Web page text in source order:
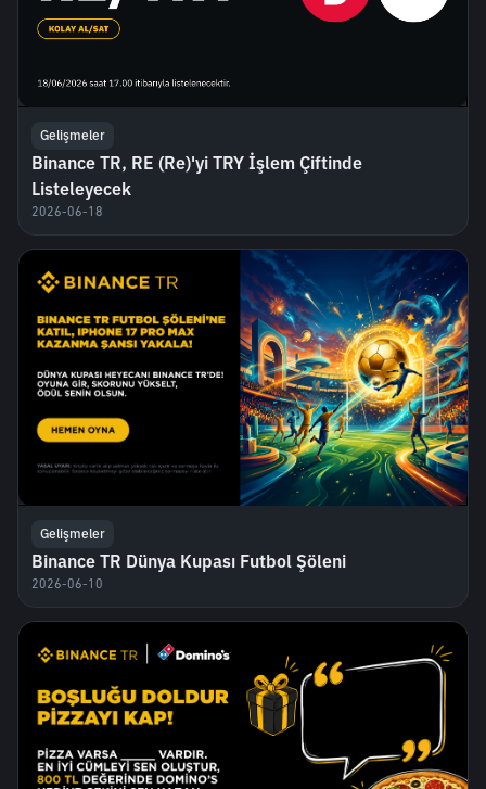
Gelişmeler
Binance TR, RE (Re)'yi TRY İşlem Çiftinde
Listeleyecek
2026-06-18
Gelişmeler
Binance TR Dünya Kupası Futbol Şöleni
2026-06-10